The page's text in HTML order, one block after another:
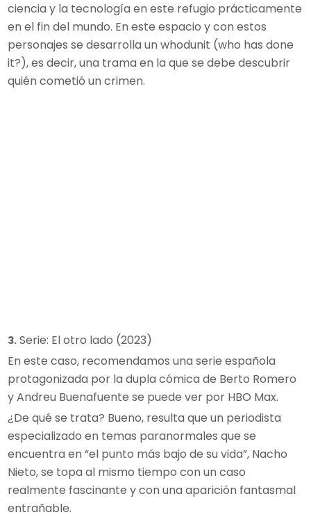
ciencia y la tecnología en este refugio prácticamente
en el fin del mundo. En este espacio y con estos
personajes se desarrolla un whodunit (who has done
it?), es decir, una trama en la que se debe descubrir
quién cometió un crimen.
3.Serie: El otro lado (2023)
En este caso, recomendamos una serie española
protagonizada por la dupla cómica de Berto Romero
y Andreu Buenafuente se puede ver por HBO Max.
¿De qué se trata? Bueno, resulta que un periodista
especializado en temas paranormales que se
encuentra en “el punto más bajo de su vida”, Nacho
Nieto, se topa al mismo tiempo con un caso
realmente fascinante y con una aparición fantasmal
entrañable.